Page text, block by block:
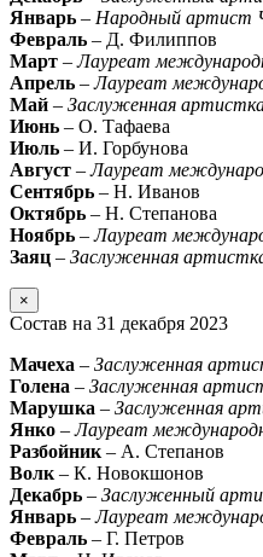
Январь – Народный артист
Февраль – Д. Филиппов
Март –Лауреат
Апрель –Лауреат
Май – Заслуженная
Июнь – О. Тафаева
Июль – И. Горбунова
Август –Лауреат
Сентябрь – Н. Иванов
Октябрь – Н. Степанова
Ноябрь –Лауреат
Заяц – Заслуженная
×
Состав на 31 декабря 2023
Мачеха – Заслуженная
Голена – Заслуженная
Марушка – Заслуженная
Янко –Лауреат
Разбойник– А. Степанов
Волк– К. Новокшонов
Декабрь – Заслуженный
Январь –Лауреат
Февраль – Г. Петров